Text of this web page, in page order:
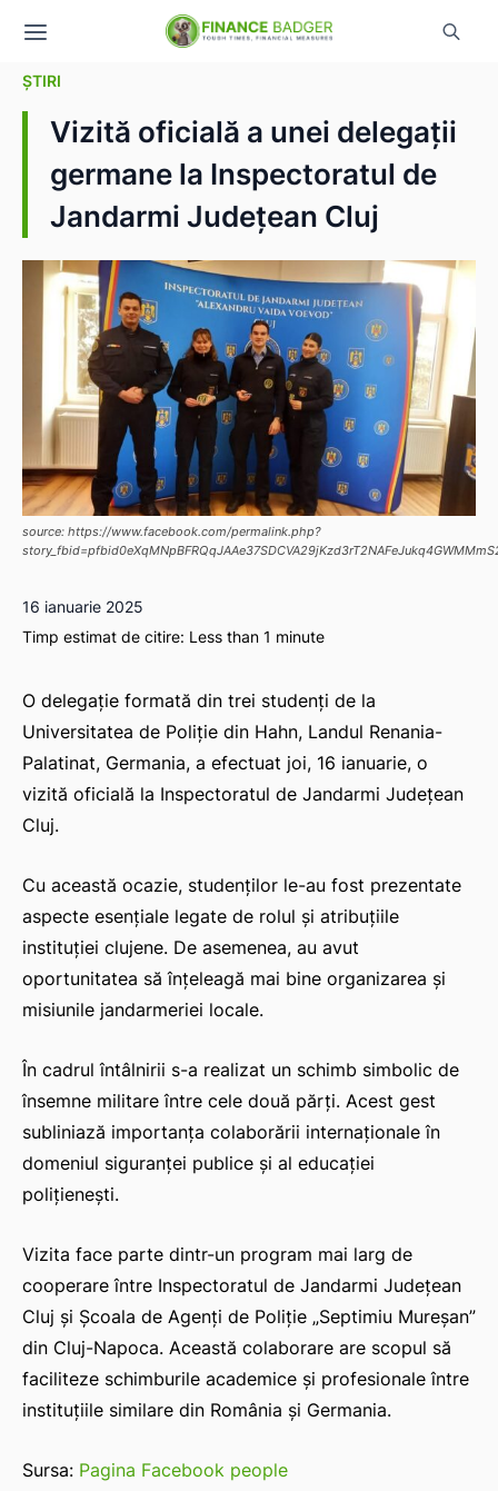
ȘTIRI
Vizită oficială a unei delegații
germane la Inspectoratul de
Jandarmi Județean Cluj
source: https://www.facebook.com/permalink.php?
16 ianuarie 2025
Timp estimat de citire: Less than 1 minute
O delegație formată din trei studenți de la
Universitatea de Poliție din Hahn, Landul Renania-
Palatinat, Germania, a efectuat joi, 16 ianuarie, o
vizită oficială la Inspectoratul de Jandarmi Județean
Cluj.
Cu această ocazie, studenților le-au fost prezentate
aspecte esențiale legate de rolul și atribuțiile
instituției clujene. De asemenea, au avut
oportunitatea să înțeleagă mai bine organizarea și
misiunile jandarmeriei locale.
În cadrul întâlnirii s-a realizat un schimb simbolic de
însemne militare între cele două părți. Acest gest
subliniază importanța colaborării internaționale în
domeniul siguranței publice și al educației
polițienești.
Vizita face parte dintr-un program mai larg de
cooperare între Inspectoratul de Jandarmi Judeţean
Cluj și Școala de Agenți de Poliție „Septimiu Mureșan”
din Cluj-Napoca. Această colaborare are scopul să
faciliteze schimburile academice și profesionale între
instituțiile similare din România și Germania.
Sursa: Pagina Facebook people